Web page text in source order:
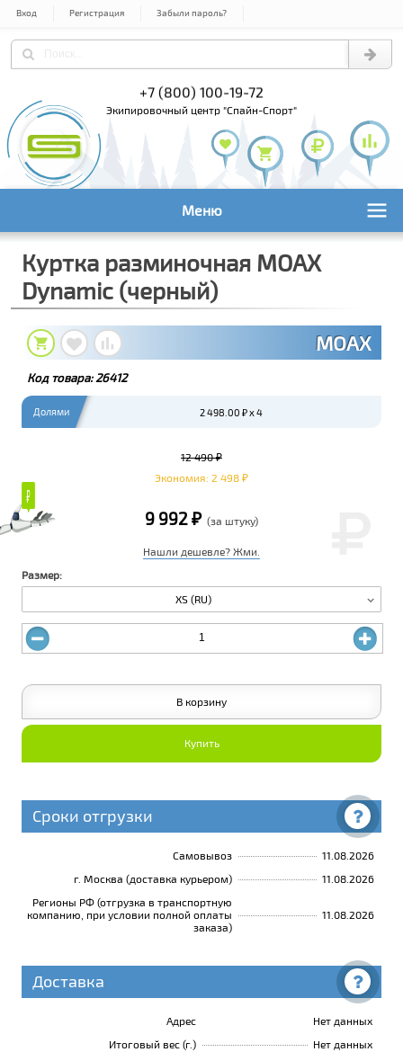
Вход Регистрация Забыли пароль?
+7 (800) 100-19-72
экипировочный центр "Спайн-Спорт"
Меню
Куртка разминочная MOAX
Dynamic (черный)
MOAX
Код товара:26412
₽
₽
Долями 2 498.00 ₽ x 4
12 490 ₽
Экономия: 2 498 ₽
9 992 ₽ (за штуку)
Нашли дешевле? Жми.
Размер:
XS (RU)
В корзину
Купить
Сроки отгрузки
Самовывоз
11.08.2026
г. Москва (доставка курьером)
11.08.2026
Регионы РФ (отгрузка в транспортную
компанию, при условии полной оплаты
заказа)
11.08.2026
Доставка
Адрес
Нет данных
Итоговый вес (г.)
Нет данных